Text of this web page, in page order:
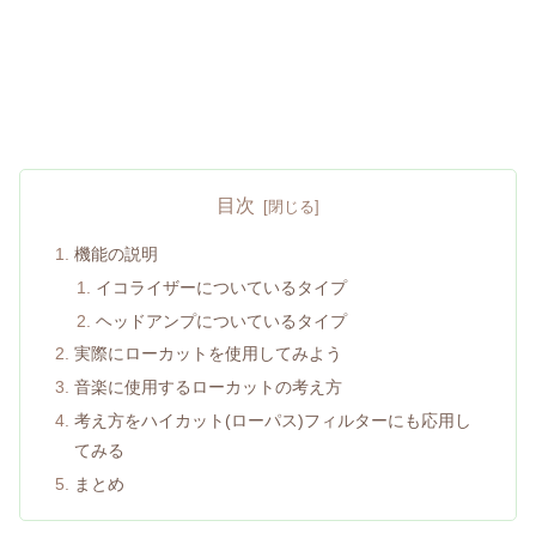
目次
機能の説明
イコライザーについているタイプ
ヘッドアンプについているタイプ
実際にローカットを使用してみよう
音楽に使用するローカットの考え方
考え方をハイカット(ローパス)フィルターにも応用し
てみる
まとめ